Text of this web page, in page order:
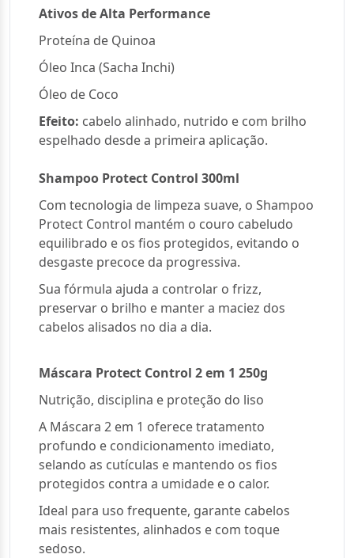
Ativos de Alta Performance
Proteína de Quinoa
Óleo Inca (Sacha Inchi)
Óleo de Coco
Efeito: cabelo alinhado, nutrido e com brilho
espelhado desde a primeira aplicação.
Shampoo Protect Control 300ml
Com tecnologia de limpeza suave, o Shampoo
Protect Control mantém o couro cabeludo
equilibrado e os fios protegidos, evitando o
desgaste precoce da progressiva.
Sua fórmula ajuda a controlar o frizz,
preservar o brilho e manter a maciez dos
cabelos alisados no dia a dia.
Máscara Protect Control 2 em 1 250g
Nutrição, disciplina e proteção do liso
A Máscara 2 em 1 oferece tratamento
profundo e condicionamento imediato,
selando as cutículas e mantendo os fios
protegidos contra a umidade e o calor.
Ideal para uso frequente, garante cabelos
mais resistentes, alinhados e com toque
sedoso.